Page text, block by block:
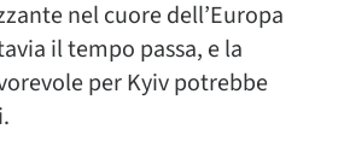
nel cuore dell’Europa
il tempo passa, e la
per Kyiv potrebbe